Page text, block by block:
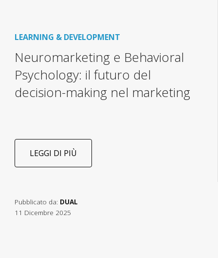
LEARNING & DEVELOPMENT
Neuromarketing e Behavioral
Psychology: il futuro del
decision-making nel marketing
LEGGI DI PIÙ
Pubblicato da: DUAL
11 Dicembre 2025